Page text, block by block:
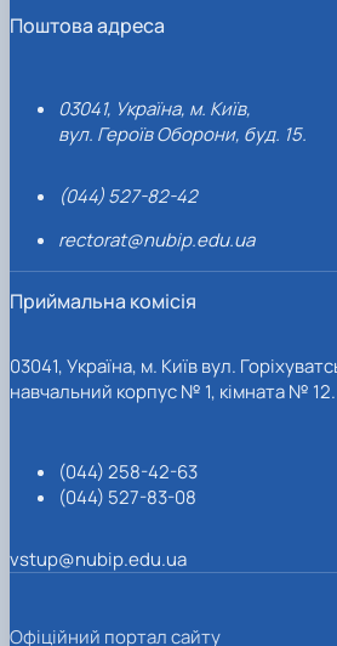
Поштова адреса
03041, Україна, м. Київ,
вул. Героїв Оборони, буд. 15.
(044) 527-82-42
rectorat@nubip.edu.ua
Приймальна комісія
03041, Україна, м. Київ вул.
навчальний корпус № 1, кімната № 12.
(044) 258-42-63
(044) 527-83-08
vstup@nubip.edu.ua
Офіційний портал сайту